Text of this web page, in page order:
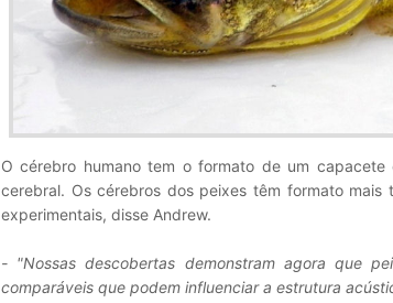
O cérebro humano tem o formato de um
cerebral. Os cérebros dos peixes têm formato
experimentais, disse Andrew.
- "Nossas descobertas demonstram agora que
comparáveis que podem influenciar a estrutura